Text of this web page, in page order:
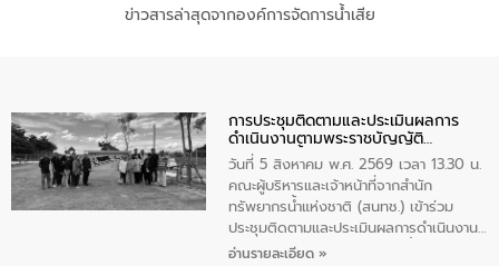
ข่าวสารล่าสุดจากองค์การจัดการน้ำเสีย
การประชุมติดตามและประเมินผลการ
ดำเนินงานตามพระราชบัญญัติ
ทรัพยากรน้ำ พ.ศ. 2561 ประจำ
ปีงบประมาณ พ.ศ. 2569
วันที่ 5 สิงหาคม พ.ศ. 2569 เวลา 13.30 น.
คณะผู้บริหารและเจ้าหน้าที่จากสำนัก
ทรัพยากรน้ำแห่งชาติ (สนทช.) เข้าร่วม
ประชุมติดตามและประเมินผลการดำเนินงาน
ตามพระราชบัญญัติทรัพยากรน้ำ พ.ศ. 2561
อ่านรายละเอียด »